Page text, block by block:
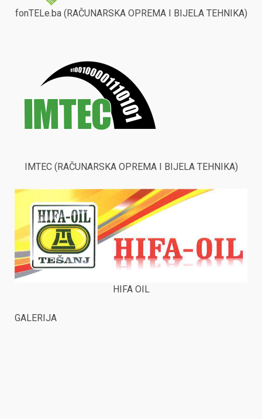
fonTELe.ba (RAČUNARSKA OPREMA I BIJELA TEHNIKA)
IMTEC (RAČUNARSKA OPREMA I BIJELA TEHNIKA)
HIFA OIL
GALERIJA